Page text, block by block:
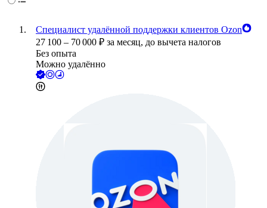
Специалист удалённой поддержки клиентов Ozon
27 100 – 70 000 ₽ за месяц, до вычета налогов
Без опыта
Можно удалённо